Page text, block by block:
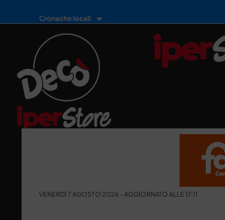
Cronache locali
VENERDÌ 7 AGOSTO 2026 - AGGIORNATO ALLE 17:11